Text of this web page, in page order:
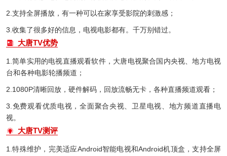
2.支持全屏播放，有一种可以在家享受影院的刺激感；
3.收集了很多好的信息，电视电影都有。千万别错过。
大唐TV优势
1.简单实用的电视直播观看软件，大唐电视聚合国内央视、地方电视
台和各种电影轮播频道；
2.1080P清晰回放，硬件解码，回放流畅无卡，各种直播频道观看；
3.免费观看优质电视，全面聚合央视、卫星电视、地方频道直播电
视。
大唐TV测评
1.特殊维护，完美适应Android智能电视和Android机顶盒，支持全屏